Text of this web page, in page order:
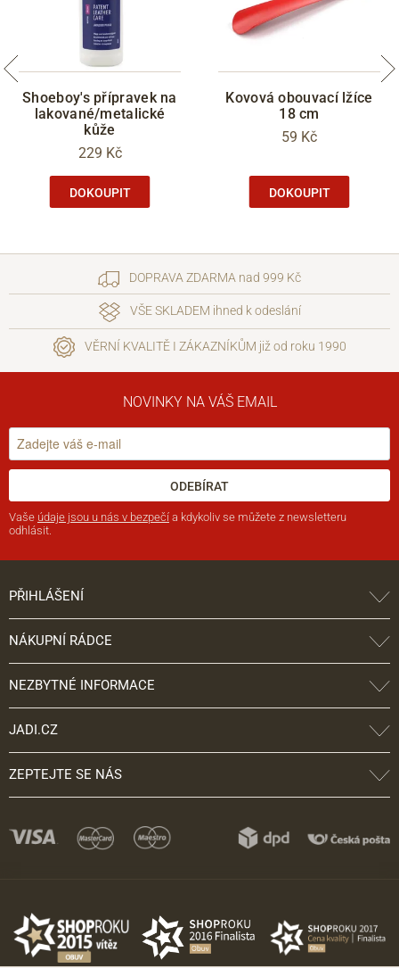
Shoeboy's přípravek na
lakované/metalické
kůže
229 Kč
DOKOUPIT
Kovová obouvací lžíce
18 cm
59 Kč
DOKOUPIT
DOPRAVA ZDARMA nad 999 Kč
VŠE SKLADEM ihned k odeslání
VĚRNÍ KVALITĚ I ZÁKAZNÍKŮM již od roku 1990
NOVINKY NA VÁŠ EMAIL
ODEBÍRAT
Vaše údaje jsou u nás v bezpečí a kdykoliv se můžete z newsletteru
odhlásit.
PŘIHLÁŠENÍ
NÁKUPNÍ RÁDCE
NEZBYTNÉ INFORMACE
JADI.CZ
ZEPTEJTE SE NÁS